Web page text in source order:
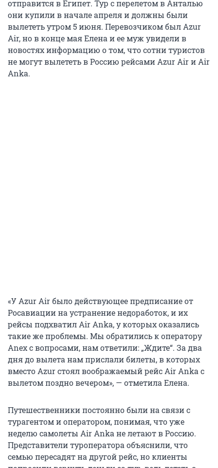
отправится в Египет. Тур с перелетом в Анталью
они купили в начале апреля и должны были
вылететь утром 5 июня. Перевозчиком был Azur
Air, но в конце мая Елена и ее муж увидели в
новостях информацию о том, что сотни туристов
не могут вылететь в Россию рейсами Azur Air и Air
Anka.
«У Azur Air было действующее предписание от
Росавиации на устранение недоработок, и их
рейсы подхватил Air Anka, у которых оказались
такие же проблемы. Мы обратились к оператору
Anex с вопросами, нам ответили: „Ждите“. За два
дня до вылета нам прислали билеты, в которых
вместо Azur стоял воображаемый рейс Air Anka с
вылетом поздно вечером», — отметила Елена.
Путешественники постоянно были на связи с
турагентом и оператором, понимая, что уже
неделю самолеты Air Anka не летают в Россию.
Представители туроператора объяснили, что
семью пересадят на другой рейс, но клиенты